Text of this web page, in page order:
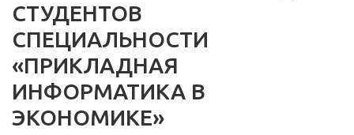
СТУДЕНТОВ
СПЕЦИАЛЬНОСТИ
«ПРИКЛАДНАЯ
ИНФОРМАТИКА В
ЭКОНОМИКЕ»